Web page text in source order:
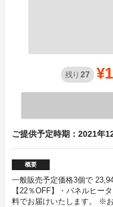
残り 27
ご提供予定時期：2021年
概要
一般販売予定価格3個で
【22％OFF】・パネルヒー
料でお届けいたします。 ※